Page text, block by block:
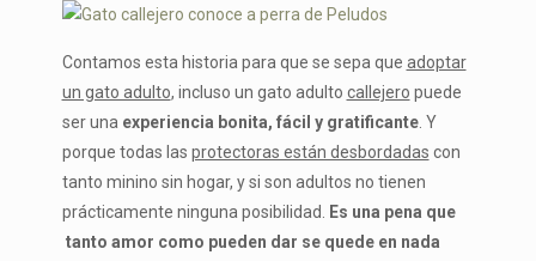
Contamos esta historia para que se sepa que adoptar
un gato adulto, incluso un gato adulto callejero puede
ser una experiencia bonita, fácil y gratificante. Y
porque todas las protectoras están desbordadas con
tanto minino sin hogar, y si son adultos no tienen
prácticamente ninguna posibilidad.
Es una pena que
tanto amor como pueden dar se quede en nada